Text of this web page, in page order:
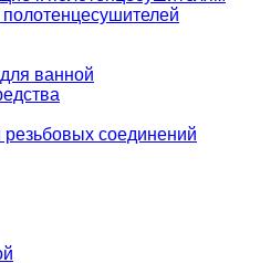
ванной
резьбовых соединений